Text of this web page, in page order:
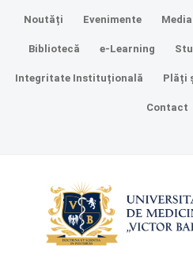
Noutăți Evenimente Media
Bibliotecă e-Learning
Integritate Instituțională Plăți
Contact